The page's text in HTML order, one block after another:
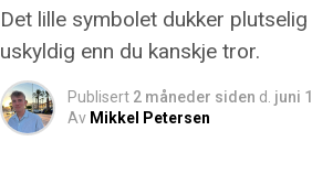
Det lille symbolet dukker
uskyldig enn du kanskje tror.
Publisert 2 måneder siden d. juni
Av Mikkel Petersen